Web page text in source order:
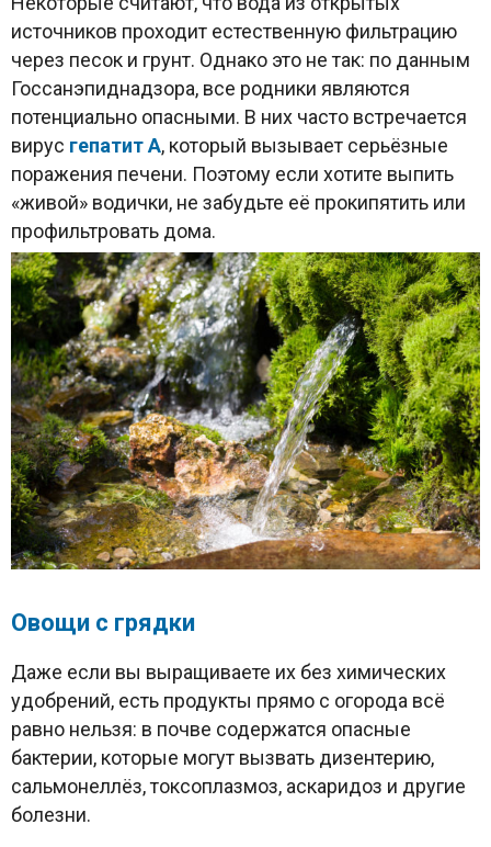
источников проходит естественную фильтрацию
через песок и грунт. Однако это не так: по данным
Госсанэпиднадзора, все родники являются
потенциально опасными. В них часто встречается
вирус гепатит А, который вызывает серьёзные
поражения печени. Поэтому если хотите выпить
«живой» водички, не забудьте её прокипятить или
профильтровать дома.
Овощи с грядки
Даже если вы выращиваете их без химических
удобрений, есть продукты прямо с огорода всё
равно нельзя: в почве содержатся опасные
бактерии, которые могут вызвать дизентерию,
сальмонеллёз, токсоплазмоз, аскаридоз и другие
болезни.